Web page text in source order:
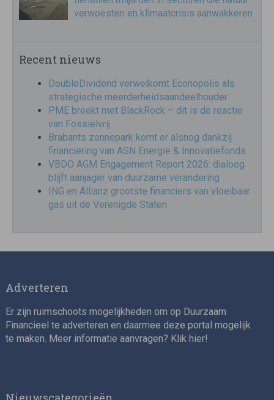
verwoesten en klimaatcrisis aanwakkeren
Recent nieuws
DoubleDividend verwelkomt Econopolis als
strategische meerderheidsaandeelhouder
PME breekt met BlackRock – dit is de reactie
van Fossielvrij
Brabants zonnepark komt er alsnog dankzij
financiering van ASN Energie & Innovatiefonds
VBDO AGM Engagement Report 2026: dialoog
blijft aanjager van duurzame verandering
ING en Allianz grootste financiers van vloeibaar
gas uit de Verenigde Staten
Adverteren
Er zijn ruimschoots mogelijkheden om op Duurzaam
Financieel te adverteren en daarmee deze portal mogelijk
te maken. Meer informatie aanvragen? Klik hier!